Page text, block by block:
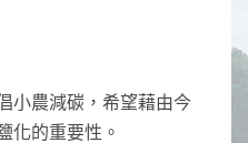
小農減碳，希望藉由今
化的重要性。